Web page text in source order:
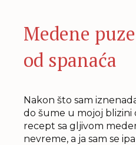
Medene
od spanaća
Nakon što sam
do šume u mojoj blizini
recept sa gljivom
nevreme, a ja sam se